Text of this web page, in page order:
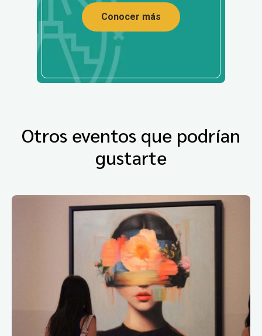
Conocer más
Otros eventos que podrían
gustarte